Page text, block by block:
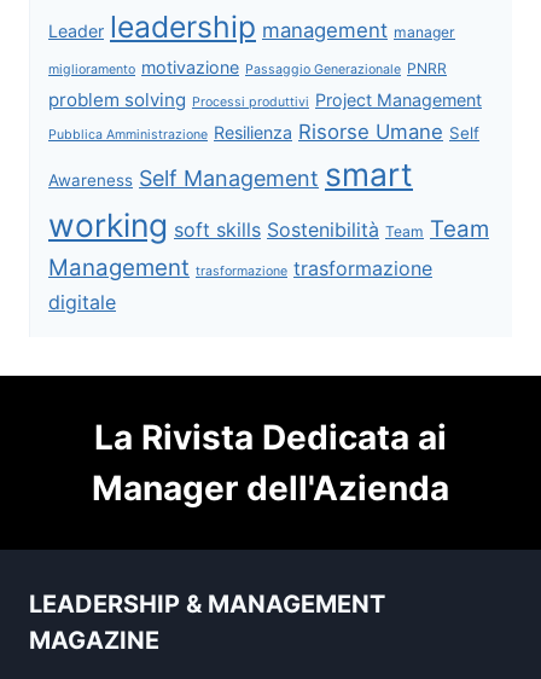
Leader leadership management manager
miglioramento motivazione Passaggio Generazionale PNRR
problem solving Processi produttivi Project Management
Pubblica Amministrazione Resilienza Risorse Umane Self
Awareness Self Management smart
working soft skills Sostenibilità Team Team
Management trasformazione trasformazione
digitale
La Rivista Dedicata ai
Manager dell'Azienda
LEADERSHIP & MANAGEMENT
MAGAZINE